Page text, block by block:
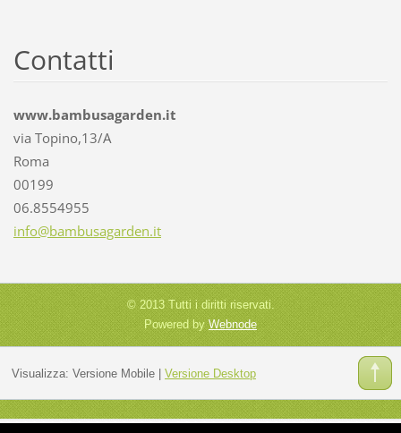
Contatti
www.bambusagarden.it
via Topino,13/A
Roma
00199
06.8554955
info@bambusagarden.it
© 2013 Tutti i diritti riservati.
Powered by Webnode
Visualizza: Versione Mobile| Versione Desktop